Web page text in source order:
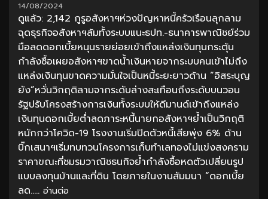
14/08/2024
ดูแล้ว: 2,142 กูรูอสังหาฯห่วงปัญหาหนี้ครัวเรือนลุกลาม
ฉุดธุรกิจอสังหาฯล้มทั้งระบบแนะธปท.-ธนาคารพาณิชย์ร่วม
มือลดดอกเบี้ยหนุนรายย่อยเข้าถึงแหล่งเงินทุนกระตุ้น
กำลังซื้อเผยอสังหาฯขาดน้ำเงินหายจากระบบคนเข้าไม่ถึง
แหล่งเงินทุนขาดความมั่นใจเป็นหนี้ระยะยาวด้าน “อิสระบุญ
ยัง”หวั่นวิกฤติลามจากระดับล่างสะเทือนถึงระดับบนวอน
รัฐปรับโครงสร้างการเงินทั้งระบบให้ดีมานด์เข้าถึงแหล่ง
เงินทุนดอกเบี้ยต่ำลดภาระหนี้นายกอสังหาฯย้ำเป็นวิกฤติ
หนักกว่าโควิด-19 โรงงานเริ่มปิดตัวหนี้เสียพุ่ง 6% ด้าน
บิ๊กเสนาฯเริ่มทบทวนโครงการเก็บทำเลทองไม่แข่งสงคราม
ราคาขณะที่ชมรมวาณิชธนกิจย้ำกำลังซื้อหดตัวเปลี่ยนรูป
แบบลงทุนบ้านและที่ดิน โดยภายในงานสัมมนา “ดอกเบี้ย
ลด..... อ่านต่อ